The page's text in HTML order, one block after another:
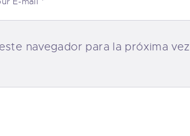
navegador para la próxima vez